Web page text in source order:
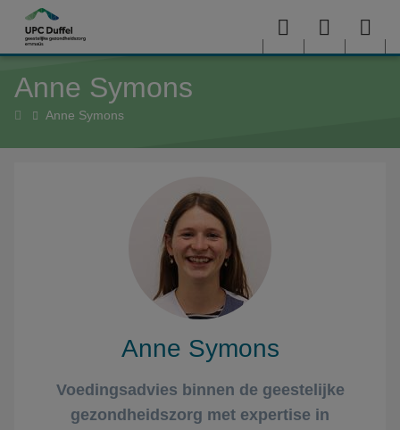
Overslaan en naar de inhoud gaan
Menu User
Anne Symons
HomeAnne Symons
Anne Symons
Voedingsadvies binnen de geestelijke
gezondheidszorg met expertise in